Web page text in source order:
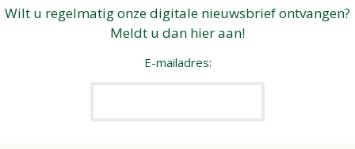
Wilt u regelmatig onze digitale nieuwsbrief ontvangen?
Meldt u dan hier aan!
E-mailadres: